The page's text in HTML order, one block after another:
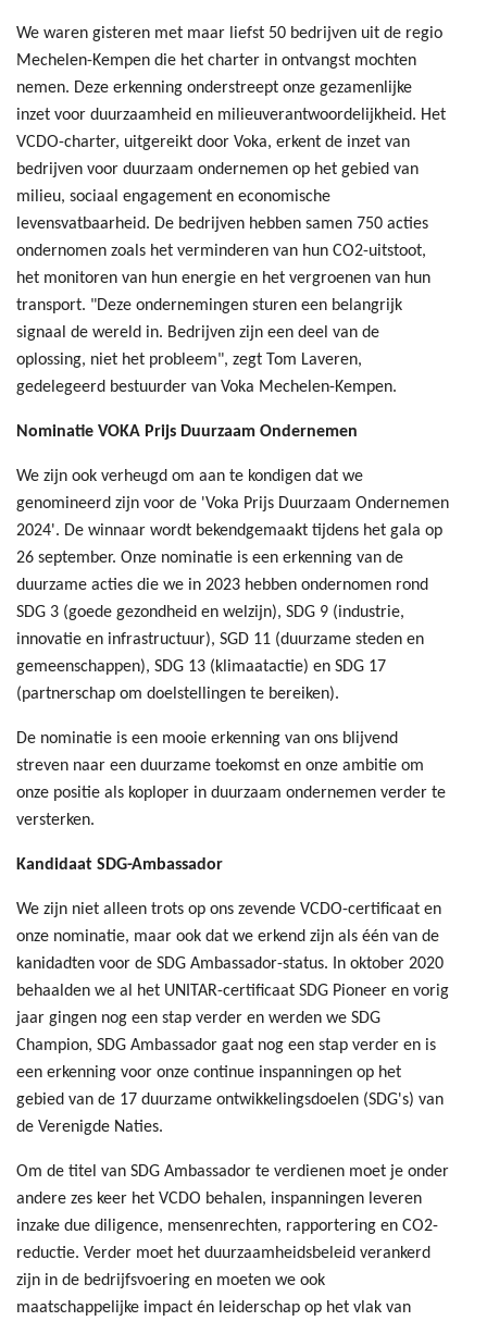
We waren gisteren met maar liefst 50 bedrijven uit de regio
Mechelen-Kempen die het charter in ontvangst mochten
nemen. Deze erkenning onderstreept onze gezamenlijke
inzet voor duurzaamheid en milieuverantwoordelijkheid. Het
VCDO-charter, uitgereikt door Voka, erkent de inzet van
bedrijven voor duurzaam ondernemen op het gebied van
milieu, sociaal engagement en economische
levensvatbaarheid. De bedrijven hebben samen 750 acties
ondernomen zoals het verminderen van hun CO2-uitstoot,
het monitoren van hun energie en het vergroenen van hun
transport. "Deze ondernemingen sturen een belangrijk
signaal de wereld in. Bedrijven zijn een deel van de
oplossing, niet het probleem", zegt Tom Laveren,
gedelegeerd bestuurder van Voka Mechelen-Kempen.
Nominatie VOKA Prijs Duurzaam Ondernemen
We zijn ook verheugd om aan te kondigen dat we
genomineerd zijn voor de 'Voka Prijs Duurzaam Ondernemen
2024'. De winnaar wordt bekendgemaakt tijdens het gala op
26 september. Onze nominatie is een erkenning van de
duurzame acties die we in 2023 hebben ondernomen rond
SDG 3 (goede gezondheid en welzijn), SDG 9 (industrie,
innovatie en infrastructuur), SGD 11 (duurzame steden en
gemeenschappen), SDG 13 (klimaatactie) en SDG 17
(partnerschap om doelstellingen te bereiken).
De nominatie is een mooie erkenning van ons blijvend
streven naar een duurzame toekomst en onze ambitie om
onze positie als koploper in duurzaam ondernemen verder te
versterken.
Kandidaat SDG-Ambassador
We zijn niet alleen trots op ons zevende VCDO-certificaat en
onze nominatie, maar ook dat we erkend zijn als één van de
kanidadten voor de SDG Ambassador-status. In oktober 2020
behaalden we al het UNITAR-certificaat SDG Pioneer en vorig
jaar gingen nog een stap verder en werden we SDG
Champion, SDG Ambassador gaat nog een stap verder en is
een erkenning voor onze continue inspanningen op het
gebied van de 17 duurzame ontwikkelingsdoelen (SDG's) van
de Verenigde Naties.
Om de titel van SDG Ambassador te verdienen moet je onder
andere zes keer het VCDO behalen, inspanningen leveren
inzake due diligence, mensenrechten, rapportering en CO2-
reductie. Verder moet het duurzaamheidsbeleid verankerd
zijn in de bedrijfsvoering en moeten we ook
maatschappelijke impact én leiderschap op het vlak van